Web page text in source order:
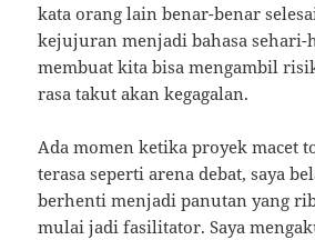
kata orang lain benar-benar
kejujuran menjadi bahasa sehari-
membuat kita bisa mengambil
rasa takut akan kegagalan.
Ada momen ketika proyek macet
terasa seperti arena debat, saya
berhenti menjadi panutan yang
mulai jadi fasilitator. Saya